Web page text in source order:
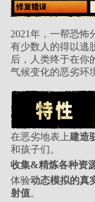
2021年，一帮恐怖
有少数人的得以逃
后，人类终于在你
气候变化的恶劣环
在恶劣地表上建造
和孩子们。
收集&精炼各种资
体验动态模拟的真
射值。